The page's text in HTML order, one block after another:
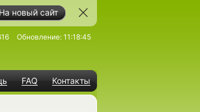
новый сайт
FAQ Контакты
Обновление: 11:18:45